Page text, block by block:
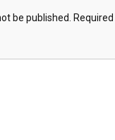
be published.